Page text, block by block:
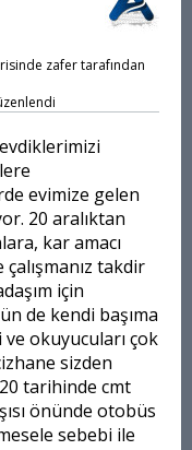
zafertarafından
evimize gelen
20 aralıktan
kar amacı
takdir
için
de kendi başıma
okuyucuları çok
sizden
tarihinde cmt
önünde otobüs
sebebi ile